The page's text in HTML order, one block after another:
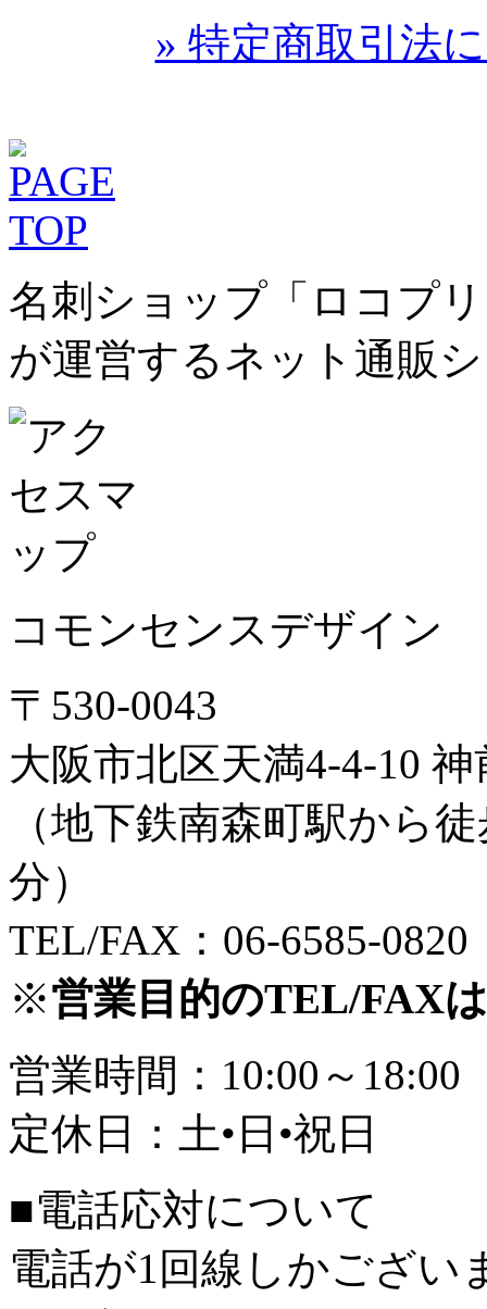
» 特定商取引法
名刺ショップ「ロコプ
が運営するネット通販
コモンセンスデザイン
〒530-0043
大阪市北区天満4-4-10
（地下鉄南森町駅から
分）
TEL/FAX：06-6585-0820
※営業目的のTEL/FAX
営業時間：10:00～18:00
定休日：土•日•祝日
■電話応対について
電話が1回線しかござい